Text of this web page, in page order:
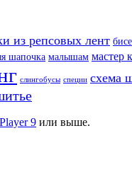
из репсовых лент
шапочка малышам мастер
слингобусы специи схема
9 или выше.